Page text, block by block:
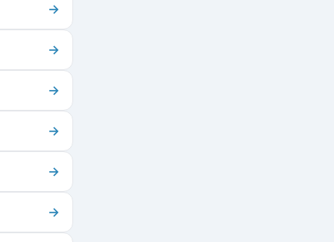
→
→
→
→
→
→